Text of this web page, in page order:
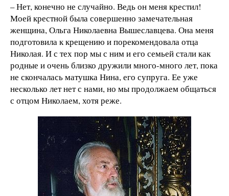
– Нет, конечно не случайно. Ведь он меня крестил!
Моей крестной была совершенно замечательная
женщина, Ольга Николаевна Вышеславцева. Она меня
подготовила к крещению и порекомендовала отца
Николая. И с тех пор мы с ним и его семьей стали как
родные и очень близко дружили много-много лет, пока
не скончалась матушка Нина, его супруга. Ее уже
несколько лет нет с нами, но мы продолжаем общаться
с отцом Николаем, хотя реже.